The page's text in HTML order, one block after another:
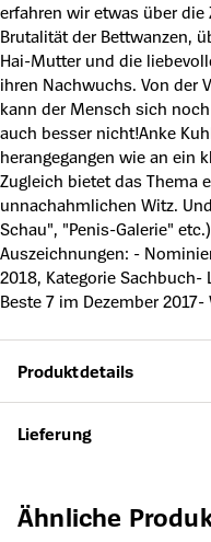
erfahren wir etwas über
Brutalität der Bettwanzen,
Hai-Mutter und die
ihren Nachwuchs. Von der
kann der Mensch sich
auch besser nicht!Anke
herangegangen wie an ein
Zugleich bietet das Thema
unnachahmlichen Witz.
Schau", "Penis-Galerie"
Auszeichnungen: -
2018, Kategorie
Beste 7 im Dezember
Produktdetails
Lieferung
Produktgalerie
Ähnliche